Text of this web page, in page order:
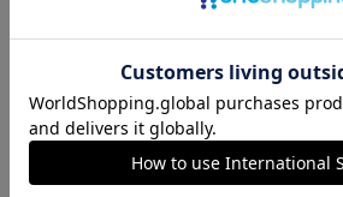
富山の中心エリアで現在7
セレクトショップを
国内外のブランドを